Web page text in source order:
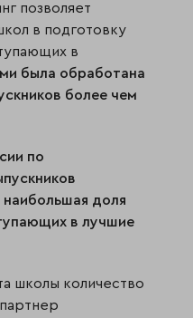
позволяет
в подготовку
в
была обработана
более чем
по
наибольшая доля
в лучшие
школы количество